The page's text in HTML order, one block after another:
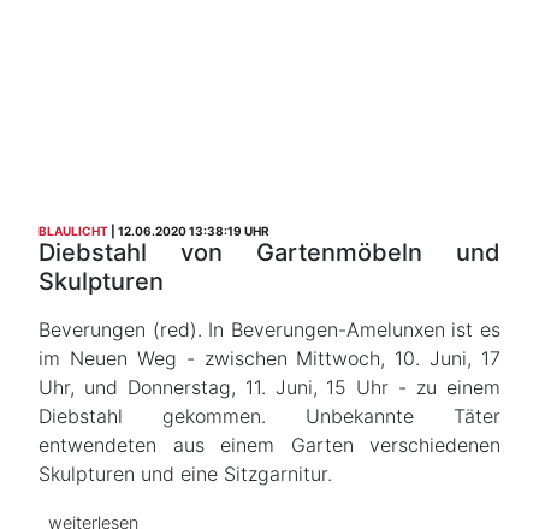
BLAULICHT 12.06.2020 13:38:19 UHR
Diebstahl von Gartenmöbeln und
Skulpturen
Beverungen (red). In Beverungen-Amelunxen ist es
im Neuen Weg - zwischen Mittwoch, 10. Juni, 17
Uhr, und Donnerstag, 11. Juni, 15 Uhr - zu einem
Diebstahl gekommen. Unbekannte Täter
entwendeten aus einem Garten verschiedenen
Skulpturen und eine Sitzgarnitur.
weiterlesen